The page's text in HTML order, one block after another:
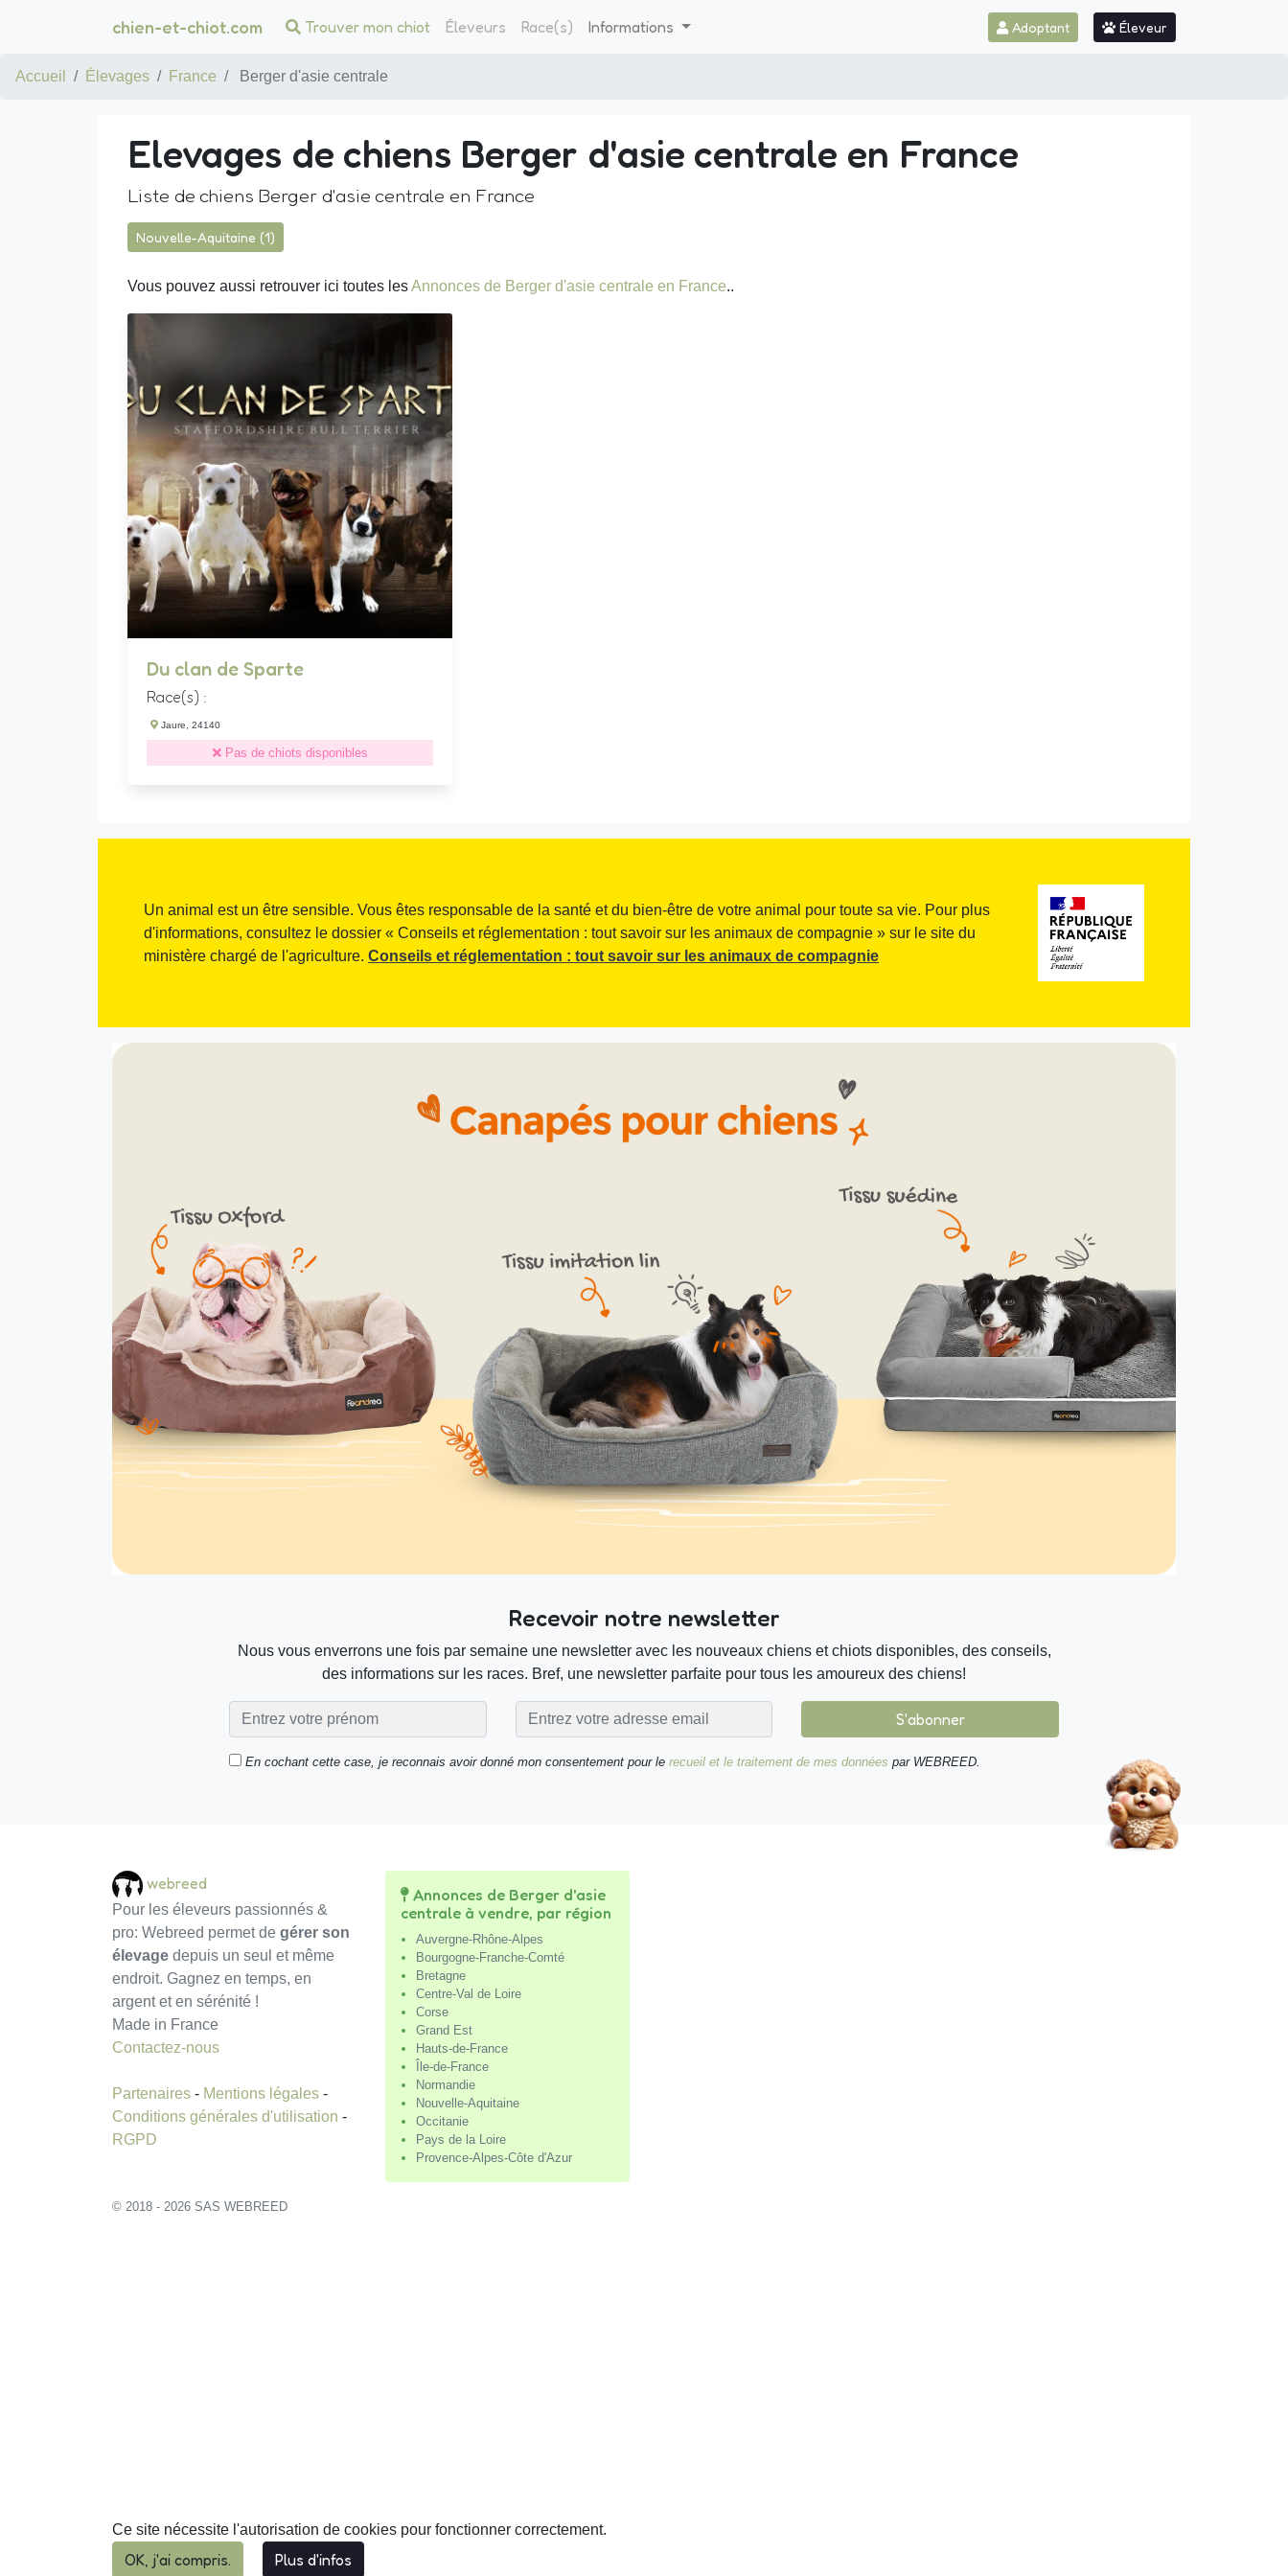
chien-et-chiot.com Trouver mon chiot Éleveurs Race(s) Informations Adoptant Éleveur
Accueil Élevages France Berger d'asie centrale
Elevages de chiens Berger d'asie centrale en France
Liste de chiens Berger d'asie centrale en France
Nouvelle-Aquitaine (1)
Vous pouvez aussi retrouver ici toutes lesAnnonces de Berger d'asie centrale en France..
Du clan de Sparte
Race(s) :
Jaure, 24140
Pas de chiots disponibles
Ce site nécessite l'autorisation de cookies pour fonctionner correctement.
OK, j'ai compris. Plus d'infos
Un animal est un être sensible. Vous êtes responsable de la santé et du bien-être de votre animal pour toute sa vie. Pour plus
d'informations, consultez le dossier « Conseils et réglementation : tout savoir sur les animaux de compagnie » sur le site du
ministère chargé de l'agriculture. Conseils et réglementation : tout savoir sur les animaux de compagnie
Recevoir notre newsletter
Nous vous enverrons une fois par semaine une newsletter avec les nouveaux chiens et chiots disponibles, des conseils,
des informations sur les races. Bref, une newsletter parfaite pour tous les amoureux des chiens!
S'abonner
En cochant cette case, je reconnais avoir donné mon consentement pour le recueil et le traitement de mes données par WEBREED.
webreed
Pour les éleveurs passionnés &
pro: Webreed permet de gérer son
élevage depuis un seul et même
endroit. Gagnez en temps, en
argent et en sérénité !
Made in France
Contactez-nous
Partenaires - Mentions légales -
Conditions générales d'utilisation -
RGPD
© 2018 - 2026 SAS WEBREED
Annonces de Berger d'asie
centrale à vendre, par région
Auvergne-Rhône-Alpes
Bourgogne-Franche-Comté
Bretagne
Centre-Val de Loire
Corse
Grand Est
Hauts-de-France
Île-de-France
Normandie
Nouvelle-Aquitaine
Occitanie
Pays de la Loire
Provence-Alpes-Côte d'Azur